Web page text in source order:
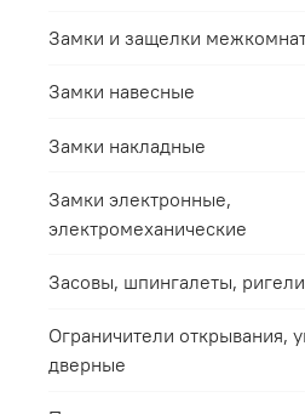
Замки и защелки
Замки навесные
Замки накладные
Замки электронные,
электромеханические
Засовы, шпингалеты, ригели
Ограничители открывания,
дверные